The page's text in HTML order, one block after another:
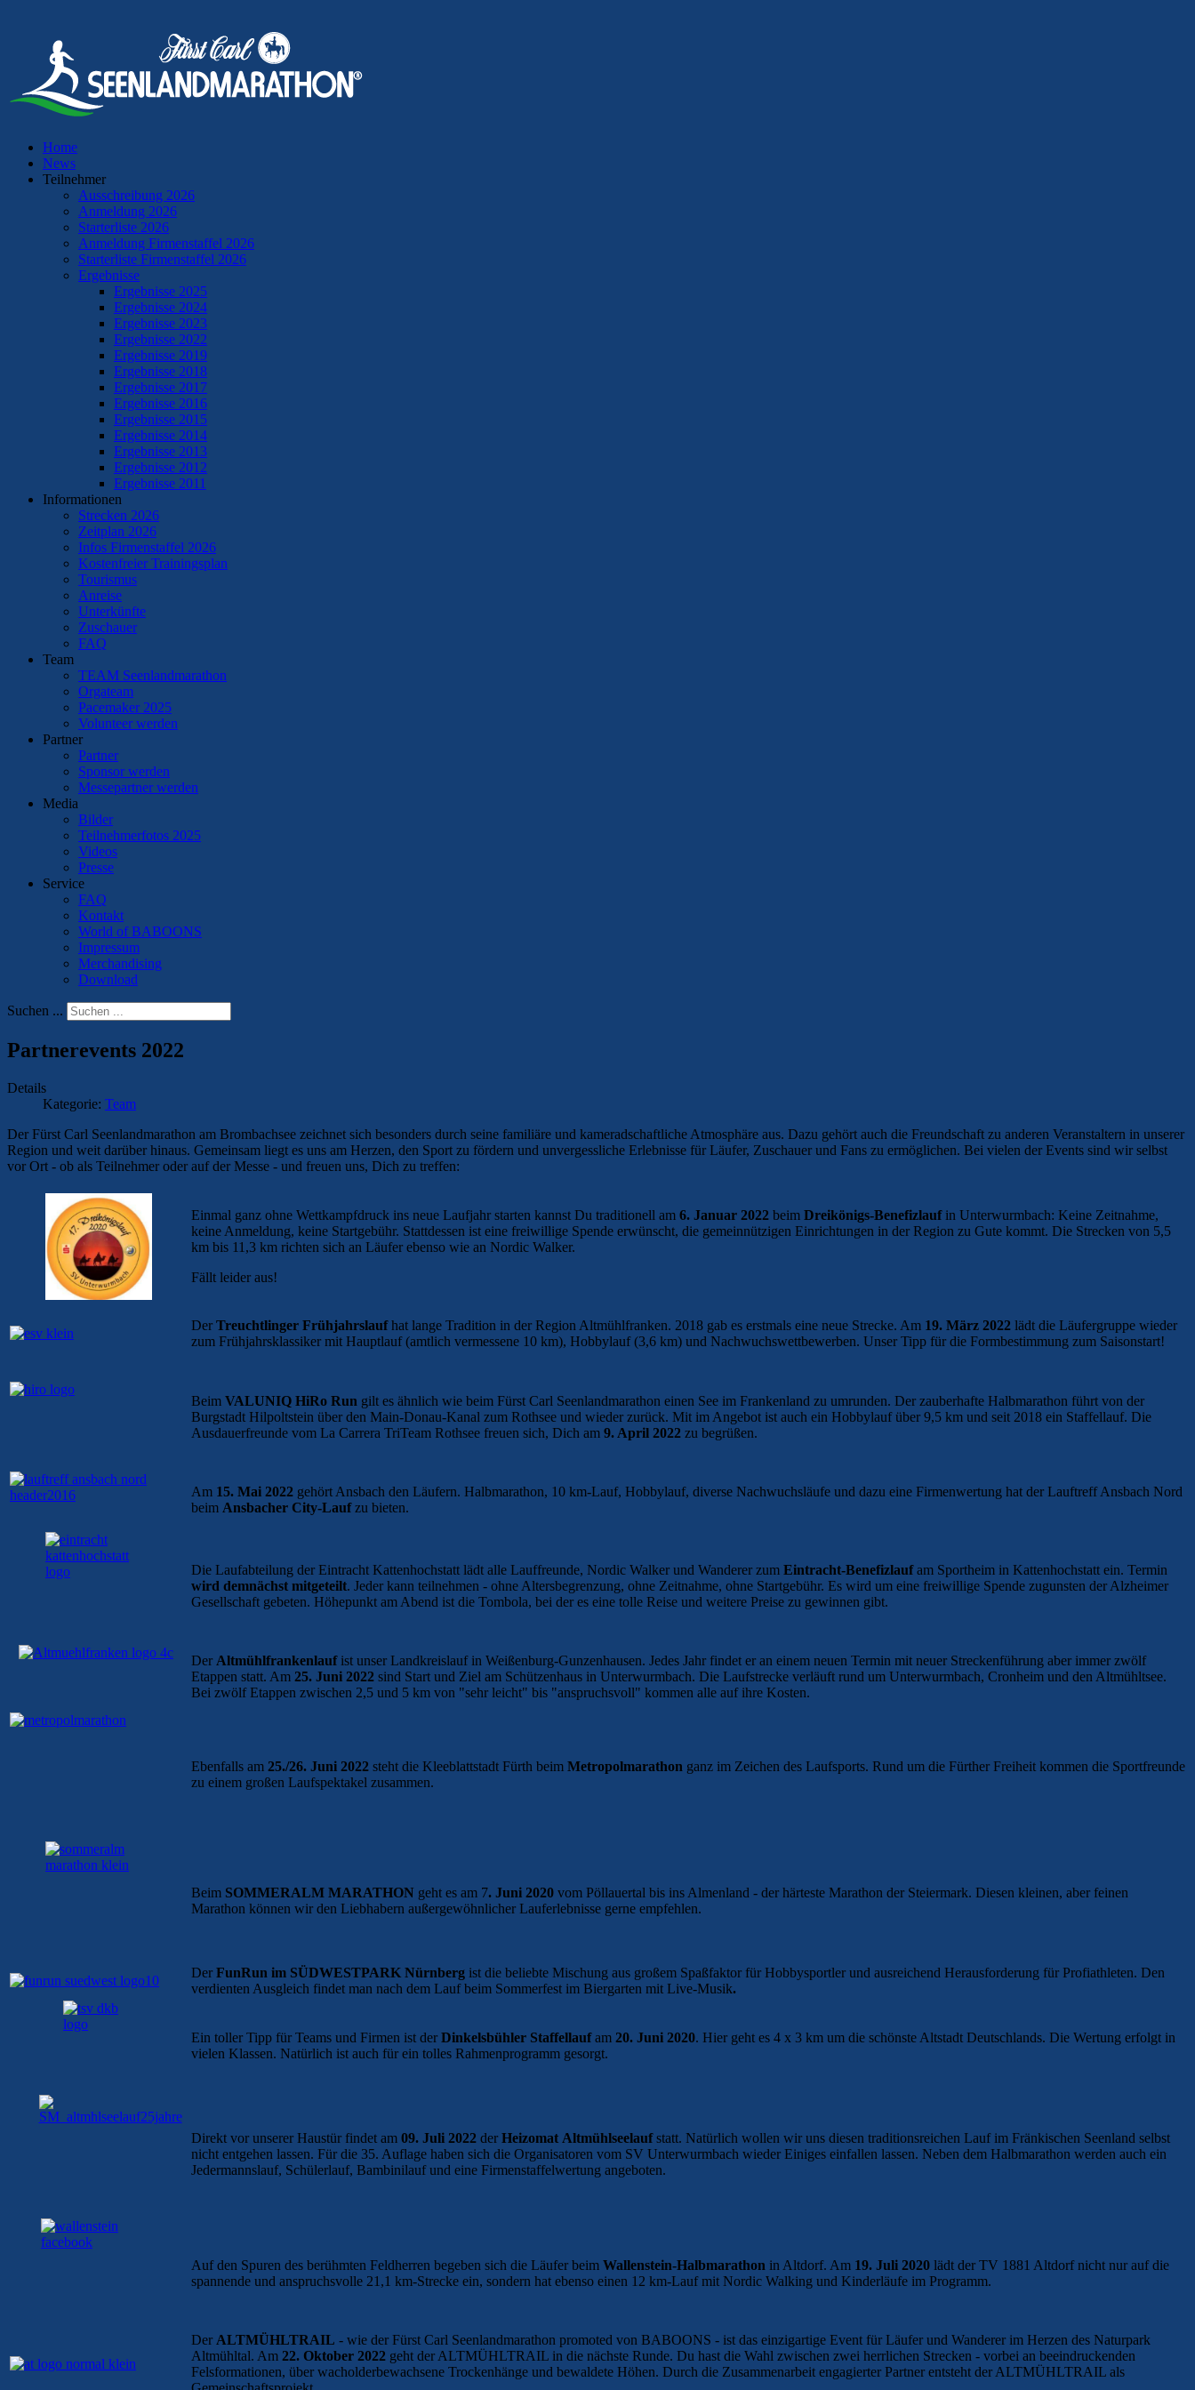
Home
News
Teilnehmer
Ausschreibung 2026
Anmeldung 2026
Starterliste 2026
Anmeldung Firmenstaffel 2026
Starterliste Firmenstaffel 2026
Ergebnisse
Ergebnisse 2025
Ergebnisse 2024
Ergebnisse 2023
Ergebnisse 2022
Ergebnisse 2019
Ergebnisse 2018
Ergebnisse 2017
Ergebnisse 2016
Ergebnisse 2015
Ergebnisse 2014
Ergebnisse 2013
Ergebnisse 2012
Ergebnisse 2011
Informationen
Strecken 2026
Zeitplan 2026
Infos Firmenstaffel 2026
Kostenfreier Trainingsplan
Tourismus
Anreise
Unterkünfte
Zuschauer
FAQ
Team
TEAM Seenlandmarathon
Orgateam
Pacemaker 2025
Volunteer werden
Partner
Partner
Sponsor werden
Messepartner werden
Media
Bilder
Teilnehmerfotos 2025
Videos
Presse
Service
FAQ
Kontakt
World of BABOONS
Impressum
Merchandising
Download
Suchen ...
Partnerevents 2022
Details
Kategorie: Team
Der Fürst Carl Seenlandmarathon am Brombachsee zeichnet sich besonders durch seine familiäre und kameradschaftliche Atmosphäre aus. Dazu gehört auch die Freundschaft zu anderen Veranstaltern in unserer
Region und weit darüber hinaus. Gemeinsam liegt es uns am Herzen, den Sport zu fördern und unvergessliche Erlebnisse für Läufer, Zuschauer und Fans zu ermöglichen. Bei vielen der Events sind wir selbst
vor Ort - ob als Teilnehmer oder auf der Messe - und freuen uns, Dich zu treffen:
Einmal ganz ohne Wettkampfdruck ins neue Laufjahr starten kannst Du traditionell am 6. Januar 2022 beim Dreikönigs-Benefizlaufin Unterwurmbach: Keine Zeitnahme,
keine Anmeldung, keine Startgebühr. Stattdessen ist eine freiwillige Spende erwünscht, die gemeinnützigen Einrichtungen in der Region zu Gute kommt. Die Strecken von 5,5
km bis 11,3 km richten sich an Läufer ebenso wie an Nordic Walker.
Fällt leider aus!
Der Treuchtlinger Frühjahrslaufhat lange Tradition in der Region Altmühlfranken. 2018 gab es erstmals eine neue Strecke. Am 19. März 2022 lädt die Läufergruppe wieder
zum Frühjahrsklassiker mit Hauptlauf (amtlich vermessene 10 km), Hobbylauf (3,6 km) und Nachwuchswettbewerben. Unser Tipp für die Formbestimmung zum Saisonstart!
Beim VALUNIQ HiRo Run gilt es ähnlich wie beim Fürst Carl Seenlandmarathon einen See im Frankenland zu umrunden. Der zauberhafte Halbmarathon führt von der
Burgstadt Hilpoltstein über den Main-Donau-Kanal zum Rothsee und wieder zurück. Mit im Angebot ist auch ein Hobbylauf über 9,5 km und seit 2018 ein Staffellauf. Die
Ausdauerfreunde vom La Carrera TriTeam Rothsee freuen sich, Dich am 9. April 2022 zu begrüßen.
Am 15. Mai 2022 gehört Ansbach den Läufern. Halbmarathon, 10 km-Lauf, Hobbylauf, diverse Nachwuchsläufe und dazu eine Firmenwertung hat der Lauftreff Ansbach Nord
beim Ansbacher City-Laufzu bieten.
Die Laufabteilung der Eintracht Kattenhochstatt lädt alle Lauffreunde, Nordic Walker und Wanderer zum Eintracht-Benefizlaufam Sportheim in Kattenhochstatt ein. Termin
wird demnächst mitgeteilt. Jeder kann teilnehmen - ohne Altersbegrenzung, ohne Zeitnahme, ohne Startgebühr. Es wird um eine freiwillige Spende zugunsten der Alzheimer
Gesellschaft gebeten. Höhepunkt am Abend ist die Tombola, bei der es eine tolle Reise und weitere Preise zu gewinnen gibt.
Der Altmühlfrankenlaufist unser Landkreislauf in Weißenburg-Gunzenhausen. Jedes Jahr findet er an einem neuen Termin mit neuer Streckenführung aber immer zwölf
Etappen statt. Am 25. Juni 2022 sind Start und Ziel am Schützenhaus in Unterwurmbach. Die Laufstrecke verläuft rund um Unterwurmbach, Cronheim und den Altmühltsee.
Bei zwölf Etappen zwischen 2,5 und 5 km von "sehr leicht" bis "anspruchsvoll" kommen alle auf ihre Kosten.
Ebenfalls am 25./26. Juni 2022 steht die Kleeblattstadt Fürth beim Metropolmarathon ganz im Zeichen des Laufsports. Rund um die Fürther Freiheit kommen die Sportfreunde
zu einem großen Laufspektakel zusammen.
Beim SOMMERALM MARATHON geht es am 7. Juni 2020 vom Pöllauertal bis ins Almenland - der härteste Marathon der Steiermark. Diesen kleinen, aber feinen
Marathon können wir den Liebhabern außergewöhnlicher Lauferlebnisse gerne empfehlen.
Der FunRun im SÜDWESTPARK Nürnberg ist die beliebte Mischung aus großem Spaßfaktor für Hobbysportler und ausreichend Herausforderung für Profiathleten. Den
verdienten Ausgleich findet man nach dem Lauf beim Sommerfest im Biergarten mit Live-Musik.
Ein toller Tipp für Teams und Firmen ist der Dinkelsbühler Staffellaufam 20. Juni 2020. Hier geht es 4 x 3 km um die schönste Altstadt Deutschlands. Die Wertung erfolgt in
vielen Klassen. Natürlich ist auch für ein tolles Rahmenprogramm gesorgt.
Direkt vor unserer Haustür findet am 09. Juli 2022 der Heizomat Altmühlseelaufstatt. Natürlich wollen wir uns diesen traditionsreichen Lauf im Fränkischen Seenland selbst
nicht entgehen lassen. Für die 35. Auflage haben sich die Organisatoren vom SV Unterwurmbach wieder Einiges einfallen lassen. Neben dem Halbmarathon werden auch ein
Jedermannslauf, Schülerlauf, Bambinilauf und eine Firmenstaffelwertung angeboten.
Auf den Spuren des berühmten Feldherren begeben sich die Läufer beim Wallenstein-Halbmarathon in Altdorf. Am 19. Juli 2020 lädt der TV 1881 Altdorf nicht nur auf die
spannende und anspruchsvolle 21,1 km-Strecke ein, sondern hat ebenso einen 12 km-Lauf mit Nordic Walking und Kinderläufe im Programm.
Der ALTMÜHLTRAIL - wie der Fürst Carl Seenlandmarathon promoted von BABOONS - ist das einzigartige Event für Läufer und Wanderer im Herzen des Naturpark
Altmühltal. Am 22. Oktober 2022 geht der ALTMÜHLTRAIL in die nächste Runde. Du hast die Wahl zwischen zwei herrlichen Strecken - vorbei an beeindruckenden
Felsformationen, über wacholderbewachsene Trockenhänge und bewaldete Höhen. Durch die Zusammenarbeit engagierter Partner entsteht der ALTMÜHLTRAIL als